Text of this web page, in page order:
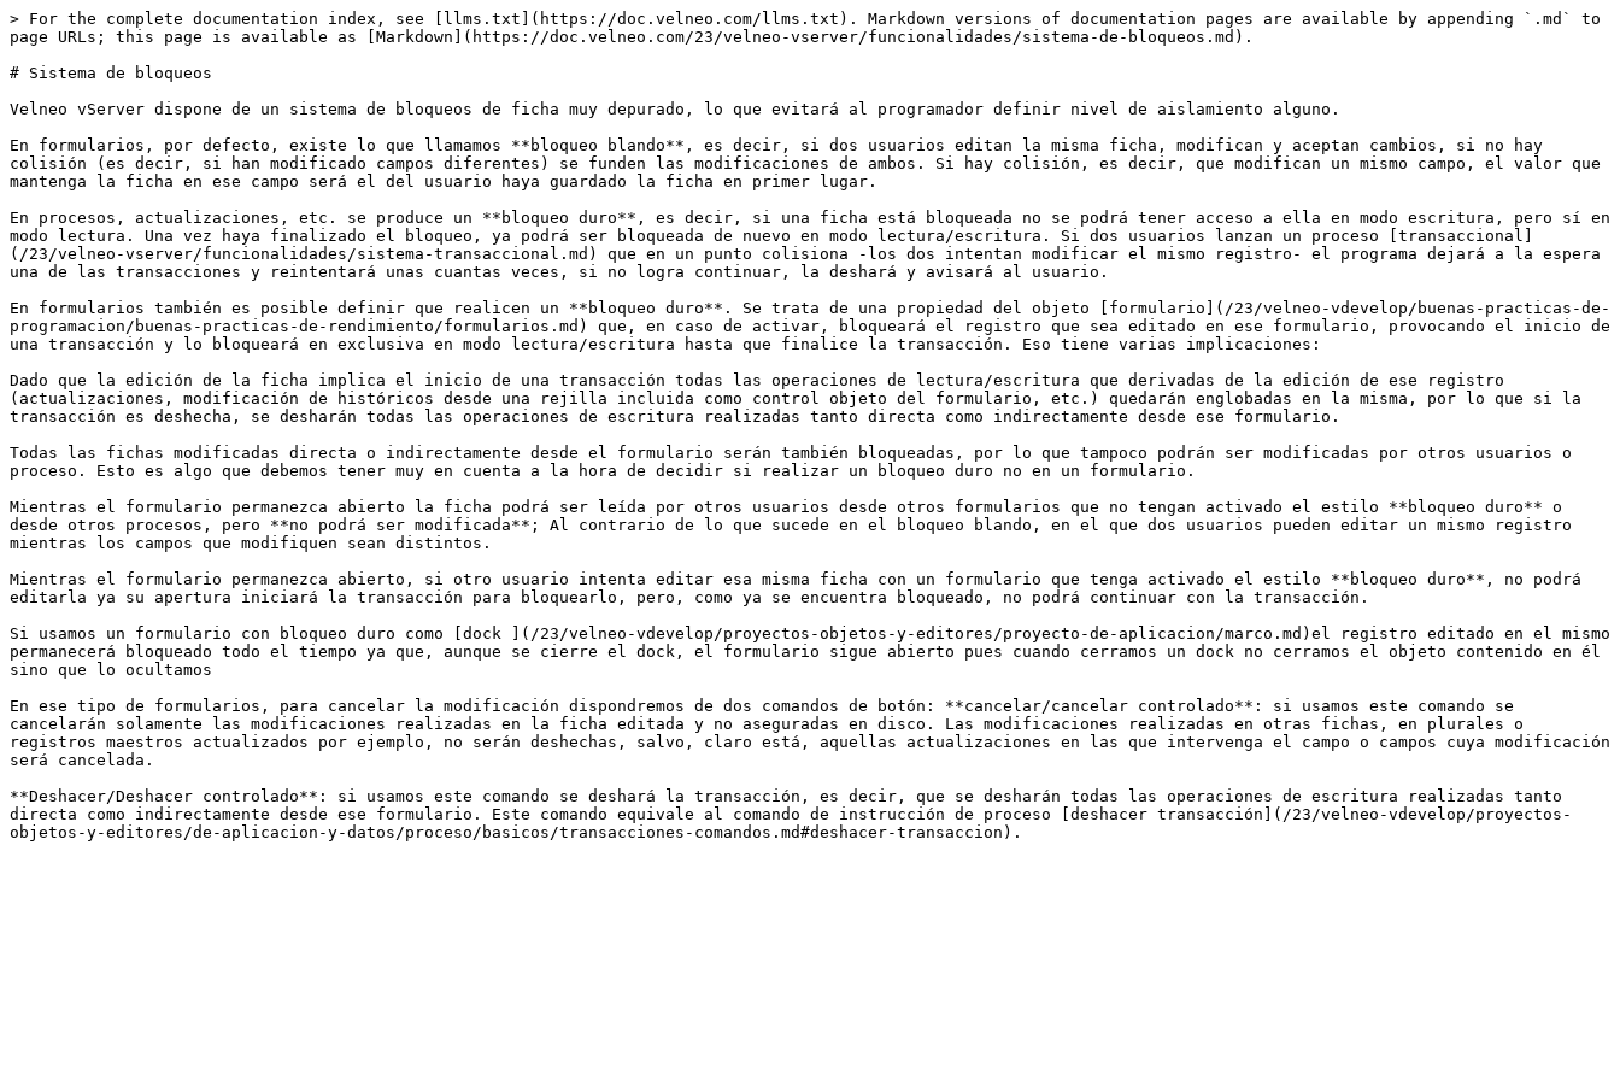
> For the complete documentation index, see [llms.txt](https://doc.velneo.com/llms.txt). Markdown versions of documentation pages are available by appending `.md` to
page URLs; this page is available as [Markdown](https://doc.velneo.com/23/velneo-vserver/funcionalidades/sistema-de-bloqueos.md).
# Sistema de bloqueos
Velneo vServer dispone de un sistema de bloqueos de ficha muy depurado, lo que evitará al programador definir nivel de aislamiento alguno.
En formularios, por defecto, existe lo que llamamos **bloqueo blando**, es decir, si dos usuarios editan la misma ficha, modifican y aceptan cambios, si no hay
colisión (es decir, si han modificado campos diferentes) se funden las modificaciones de ambos. Si hay colisión, es decir, que modifican un mismo campo, el valor que
mantenga la ficha en ese campo será el del usuario haya guardado la ficha en primer lugar.
En procesos, actualizaciones, etc. se produce un **bloqueo duro**, es decir, si una ficha está bloqueada no se podrá tener acceso a ella en modo escritura, pero sí en
modo lectura. Una vez haya finalizado el bloqueo, ya podrá ser bloqueada de nuevo en modo lectura/escritura. Si dos usuarios lanzan un proceso [transaccional]
(/23/velneo-vserver/funcionalidades/sistema-transaccional.md) que en un punto colisiona -los dos intentan modificar el mismo registro- el programa dejará a la espera
una de las transacciones y reintentará unas cuantas veces, si no logra continuar, la deshará y avisará al usuario.
En formularios también es posible definir que realicen un **bloqueo duro**. Se trata de una propiedad del objeto [formulario](/23/velneo-vdevelop/buenas-practicas-de-
programacion/buenas-practicas-de-rendimiento/formularios.md) que, en caso de activar, bloqueará el registro que sea editado en ese formulario, provocando el inicio de
una transacción y lo bloqueará en exclusiva en modo lectura/escritura hasta que finalice la transacción. Eso tiene varias implicaciones:
Dado que la edición de la ficha implica el inicio de una transacción todas las operaciones de lectura/escritura que derivadas de la edición de ese registro
(actualizaciones, modificación de históricos desde una rejilla incluida como control objeto del formulario, etc.) quedarán englobadas en la misma, por lo que si la
transacción es deshecha, se desharán todas las operaciones de escritura realizadas tanto directa como indirectamente desde ese formulario.
Todas las fichas modificadas directa o indirectamente desde el formulario serán también bloqueadas, por lo que tampoco podrán ser modificadas por otros usuarios o
proceso. Esto es algo que debemos tener muy en cuenta a la hora de decidir si realizar un bloqueo duro no en un formulario.
Mientras el formulario permanezca abierto la ficha podrá ser leída por otros usuarios desde otros formularios que no tengan activado el estilo **bloqueo duro** o
desde otros procesos, pero **no podrá ser modificada**; Al contrario de lo que sucede en el bloqueo blando, en el que dos usuarios pueden editar un mismo registro
mientras los campos que modifiquen sean distintos.
Mientras el formulario permanezca abierto, si otro usuario intenta editar esa misma ficha con un formulario que tenga activado el estilo **bloqueo duro**, no podrá
editarla ya su apertura iniciará la transacción para bloquearlo, pero, como ya se encuentra bloqueado, no podrá continuar con la transacción.
Si usamos un formulario con bloqueo duro como [dock ](/23/velneo-vdevelop/proyectos-objetos-y-editores/proyecto-de-aplicacion/marco.md)el registro editado en el mismo
permanecerá bloqueado todo el tiempo ya que, aunque se cierre el dock, el formulario sigue abierto pues cuando cerramos un dock no cerramos el objeto contenido en él
sino que lo ocultamos
En ese tipo de formularios, para cancelar la modificación dispondremos de dos comandos de botón: **cancelar/cancelar controlado**: si usamos este comando se
cancelarán solamente las modificaciones realizadas en la ficha editada y no aseguradas en disco. Las modificaciones realizadas en otras fichas, en plurales o
registros maestros actualizados por ejemplo, no serán deshechas, salvo, claro está, aquellas actualizaciones en las que intervenga el campo o campos cuya modificación
será cancelada.
**Deshacer/Deshacer controlado**: si usamos este comando se deshará la transacción, es decir, que se desharán todas las operaciones de escritura realizadas tanto
directa como indirectamente desde ese formulario. Este comando equivale al comando de instrucción de proceso [deshacer transacción](/23/velneo-vdevelop/proyectos-